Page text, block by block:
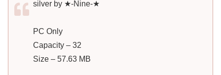
silver by ★-Nine-★
PC Only
Capacity – 32
Size – 57.63 MB